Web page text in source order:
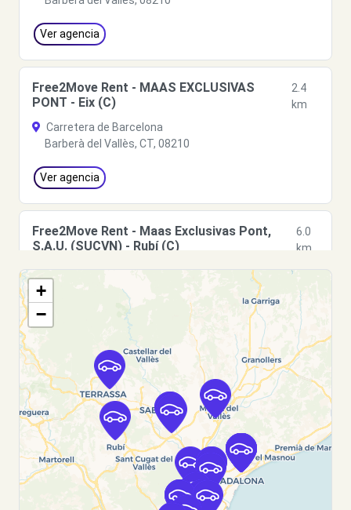
Ver agencia
Free2Move Rent - MAAS EXCLUSIVAS
PONT - Eix (C)
2.4
km
Carretera de Barcelona
Barberà del Vallès, CT, 08210
Ver agencia
Free2Move Rent - Maas Exclusivas Pont,
S.A.U. (SUCVN) - Rubí (C)
6.0
km
Ctra. De Terrassa
Rubí, 8191
Free2Move Rent - DRIVIM BARCELONA CR2 -
Barcelona (C)
8.3
Ciudad de Asunción
Barcelona, 08030
Ver agencia
+
−